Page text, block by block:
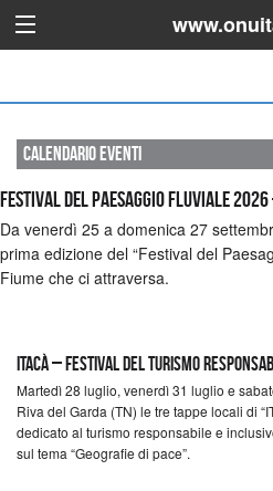
Calendario Eventi
Festival del Paesaggio Fluviale
Da venerdì 25 a domenica 27
prima edizione del “Festival del
Fiume che ci attraversa.
Itacà – Festival del Turismo
Martedì 28 luglio, venerdì 31 luglio e
Riva del Garda (TN) le tre tappe locali di
dedicato al turismo responsabile e
sul tema “Geografie di pace”.